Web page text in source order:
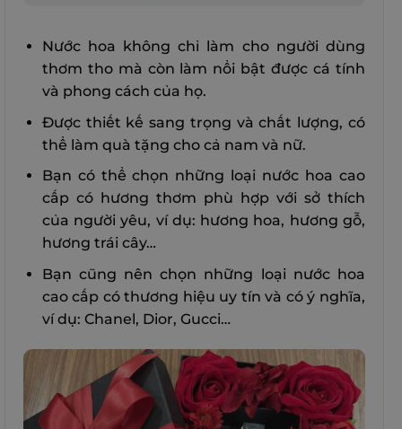
Nước hoa không chỉ làm cho người dùng
thơm tho mà còn làm nổi bật được cá tính
và phong cách của họ.
Được thiết kế sang trọng và chất lượng, có
thể làm quà tặng cho cả nam và nữ.
Bạn có thể chọn những loại nước hoa cao
cấp có hương thơm phù hợp với sở thích
của người yêu, ví dụ: hương hoa, hương gỗ,
hương trái cây…
Bạn cũng nên chọn những loại nước hoa
cao cấp có thương hiệu uy tín và có ý nghĩa,
ví dụ: Chanel, Dior, Gucci…